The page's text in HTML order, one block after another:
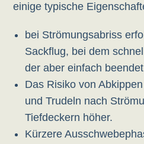
einige typische
bei Strömungsabriss
Sackflug, bei dem
der aber einfach
Das Risiko von
und Trudeln nach
Tiefdeckern höher.
Kürzere